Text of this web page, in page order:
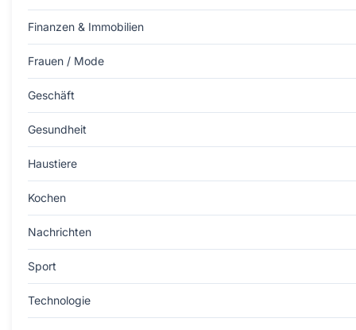
Finanzen & Immobilien
Frauen / Mode
Geschäft
Gesundheit
Haustiere
Kochen
Nachrichten
Sport
Technologie